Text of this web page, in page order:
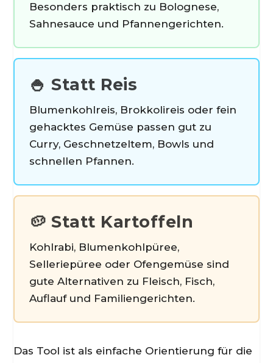
Besonders praktisch zu Bolognese,
Sahnesauce und Pfannengerichten.
🍚 Statt Reis
Blumenkohlreis, Brokkolireis oder fein
gehacktes Gemüse passen gut zu
Curry, Geschnetzeltem, Bowls und
schnellen Pfannen.
🥔 Statt Kartoffeln
Kohlrabi, Blumenkohlpüree,
Selleriepüree oder Ofengemüse sind
gute Alternativen zu Fleisch, Fisch,
Auflauf und Familiengerichten.
Das Tool ist als einfache Orientierung für die